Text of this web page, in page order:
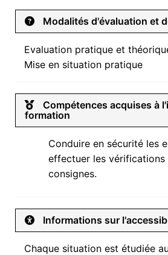
Modalités d'évaluation et
Evaluation pratique et
Mise en situation pratique
Compétences acquises à
formation
Conduire en sécurité les
effectuer les vérifications
consignes.
Informations sur
Chaque situation est étudiée